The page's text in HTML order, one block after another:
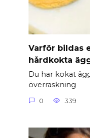
Varför bildas
hårdkokta
Du har kokat
överraskning
0 339